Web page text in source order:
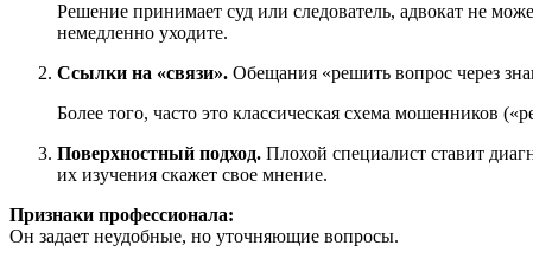
Решение принимает суд или следователь, адвокат не
немедленно уходите.
Ссылки на «связи». Обещания «решить вопрос через
Более того, часто это классическая схема мошенников
Поверхностный подход. Плохой специалист ставит
их изучения скажет свое мнение.
Признаки профессионала:
Он задает неудобные, но уточняющие вопросы.